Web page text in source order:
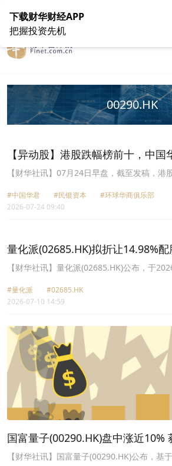
在线客服 关于我们
00290.HK
【异动股】港股跌幅榜前十，中国
31.82%，民银资本(01141.HK)跌
【财华社讯】07月24日早盘，截至发稿，港
环球华商俱乐部(01757.HK)跌幅19.57%、科
跌幅13.10%、桦欣控股(01657.HK)跌幅
(02685.HK)跌幅8.22%。
#中国华君 #民银资本
#环球华商俱乐部
2026-07-24 09:40
量化派(02685.HK)拟折让14.98%
元
【财华社讯】量化派(02685.HK)公布，于
配发合共459.77万股认购股份，相当于公司
大后已发行股本约0.88%。每股认购价13.05
所得款项净额(扣除佣金及估计开支后)预期
中约40%用于智能硬件的采购及商业化拓展
型相关的研发支出；及30%用于公司的日常营
#量化派
#02685.HK
2026-07-10 14:59
国富量子(00290.HK)盘中涨近10%
持5542.65万股
【财华社讯】国富量子(00290.HK)公布，基
下载财华财经APP
把握投资先机